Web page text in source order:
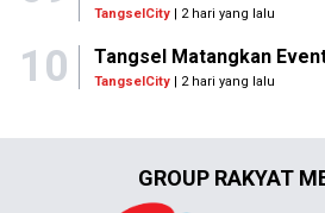
TangselCity| 2 hari yang lalu
10 Tangsel Matangkan
TangselCity | 2 hari yang lalu
GROUP RAKYAT